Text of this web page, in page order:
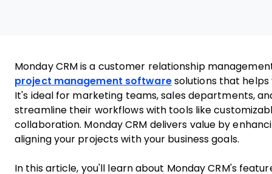
Monday CRM is a customer relationship
project management softwaresolutions that helps
It's ideal for marketing teams, sales departments,
streamline their workflows with tools like
collaboration. Monday CRM delivers value by
aligning your projects with your business goals.
In this article, you'll learn about Monday CRM's